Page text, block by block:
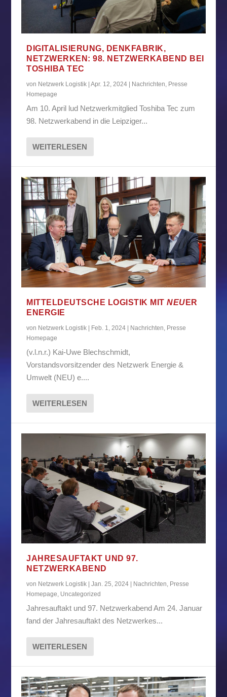
DIGITALISIERUNG, DENKFABRIK,
NETZWERKEN: 98. NETZWERKABEND BEI
TOSHIBA TEC
von Netzwerk Logistik |Apr. 12, 2024 | Nachrichten, Presse
Homepage
Am 10. April lud Netzwerkmitglied Toshiba Tec zum
98. Netzwerkabend in die Leipziger...
WEITERLESEN
MITTELDEUTSCHE LOGISTIK MITNEU ER
ENERGIE
von Netzwerk Logistik | Feb. 1, 2024 | Nachrichten Presse
Homepage
(v.l.n.r.) Kai-Uwe Blechschmidt,
Vorstandsvorsitzender des Netzwerk Energie &
Umwelt (NEU) e....
WEITERLESEN
JAHRESAUFTAKT UND 97.
NETZWERKABEND
von Netzwerk Logistik |Jan. 25, 2024 Nachrichten, Presse
Homepage, Uncategorized
Jahresauftakt und 97. Netzwerkabend Am 24. Januar
fand der Jahresauftakt des Netzwerkes...
WEITERLESEN